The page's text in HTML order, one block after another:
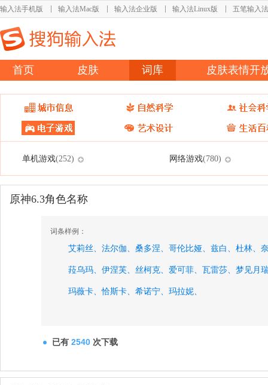
输入法手机版 输入法Mac版 输入法企业版 输入法Linux版 五笔输入法
首页 皮肤 词库 皮肤表情开
单机游戏(252) 网络游戏(780)
原神6.3角色名称
词条样例：
艾莉丝、 法尔伽、 桑多涅、 哥伦比娅、 兹白、 杜林、
菈乌玛、 伊涅芙、 丝柯克、 爱可菲、 瓦雷莎、 梦见月
玛薇卡、恰斯卡、 希诺宁、 玛拉妮、
已有 2540 次下载